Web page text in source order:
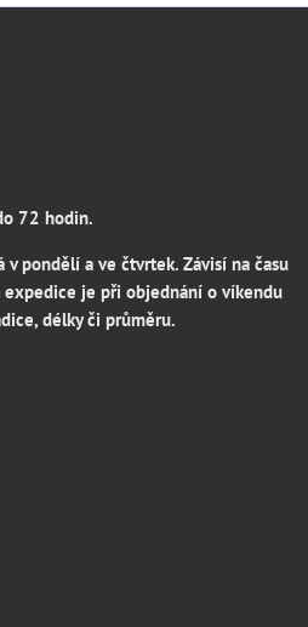
72 hodin.
pondělí a ve čtvrtek. Závisí na času
je při objednání o víkendu
délky či průměru.